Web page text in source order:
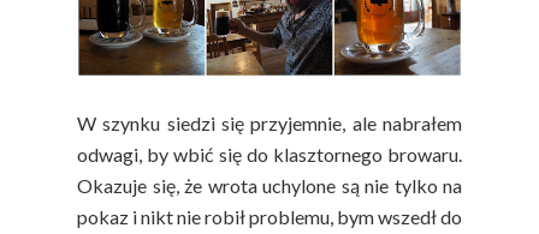
W szynku siedzi się przyjemnie, ale nabrałem
odwagi, by wbić się do klasztornego browaru.
Okazuje się, że wrota uchylone są nie tylko na
pokaz i nikt nie robił problemu, bym wszedł do